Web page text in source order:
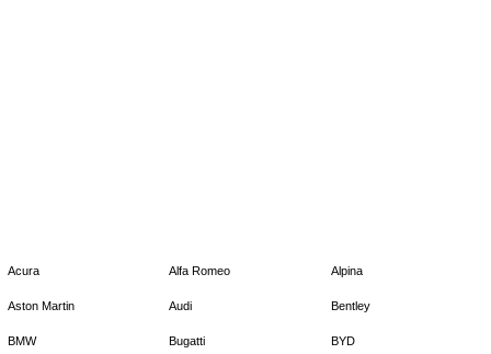
Acura Alfa Romeo Alpina
Aston Martin Audi Bentley
BMW Bugatti BYD